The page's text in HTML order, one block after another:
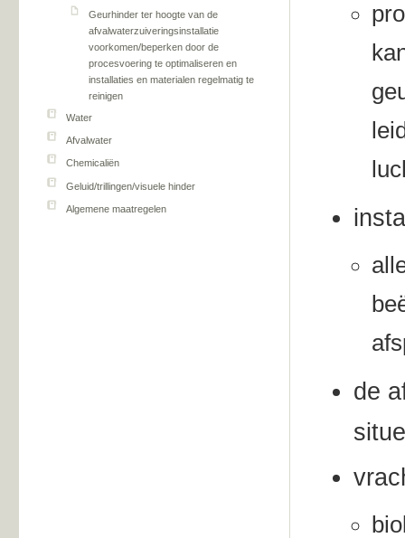
Geurhinder ter hoogte van de
afvalwaterzuiveringsinstallatie
voorkomen/beperken door de
procesvoering te optimaliseren en
installaties en materialen regelmatig te
reinigen
Water
Afvalwater
Chemicaliën
Geluid/trillingen/visuele hinder
Algemene maatregelen
de